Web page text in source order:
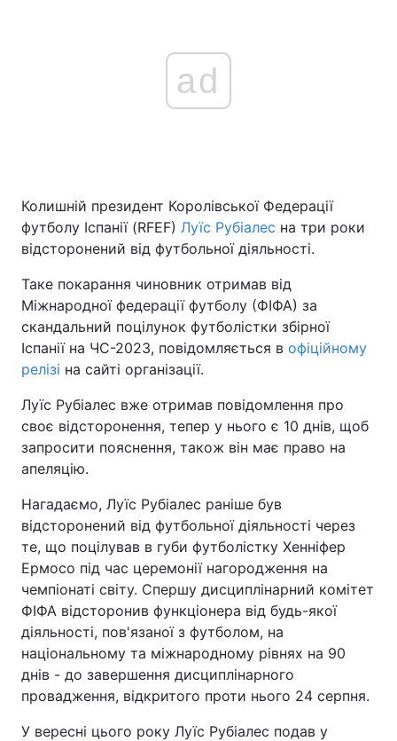
ad
Колишній президент Королівської Федерації
футболу Іспанії (RFEF) Луїс Рубіалес на три роки
відсторонений від футбольної діяльності.
Таке покарання чиновник отримав від
Міжнародної федерації футболу (ФІФА) за
скандальний поцілунок футболістки збірної
Іспанії на ЧС-2023, повідомляється в офіційному
релізі на сайті організації.
Луїс Рубіалес вже отримав повідомлення про
своє відсторонення, тепер у нього є 10 днів, щоб
запросити пояснення, також він має право на
апеляцію.
Нагадаємо, Луїс Рубіалес раніше був
відсторонений від футбольної діяльності через
те, що поцілував в губи футболістку Хенніфер
Ермосо під час церемонії нагородження на
чемпіонаті світу. Спершу дисциплінарний комітет
ФІФА відсторонив функціонера від будь-якої
діяльності, пов'язаної з футболом, на
національному та міжнародному рівнях на 90
днів - до завершення дисциплінарного
провадження, відкритого проти нього 24 серпня.
У вересні цього року Луїс Рубіалес подав у